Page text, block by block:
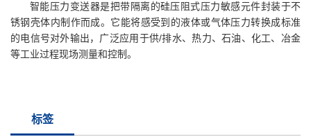
智能压力变送器是把带隔离的硅压阻式压力敏感元件封装于不
锈钢壳体内制作而成。它能将感受到的液体或气体压力转换成标准
的电信号对外输出，广泛应用于供/排水、热力、石油、化工、冶金
等工业过程现场测量和控制。
标签